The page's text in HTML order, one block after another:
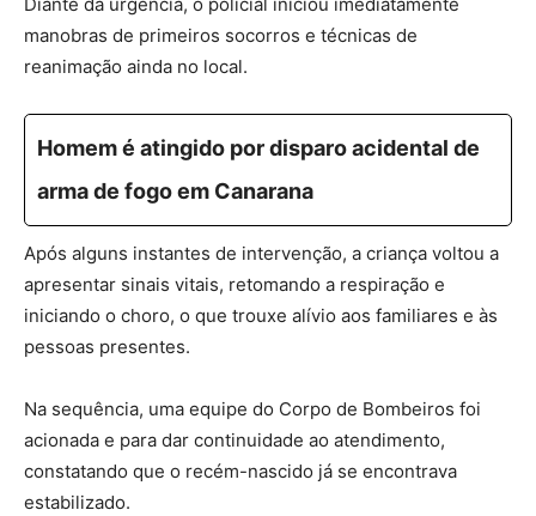
manobras de primeiros socorros e técnicas de
reanimação ainda no local.
Homem é atingido por disparo acidental de
arma de fogo em Canarana
Após alguns instantes de intervenção, a criança voltou a
apresentar sinais vitais, retomando a respiração e
iniciando o choro, o que trouxe alívio aos familiares e às
pessoas presentes.
Na sequência, uma equipe do Corpo de Bombeiros foi
acionada e para dar continuidade ao atendimento,
constatando que o recém-nascido já se encontrava
estabilizado.